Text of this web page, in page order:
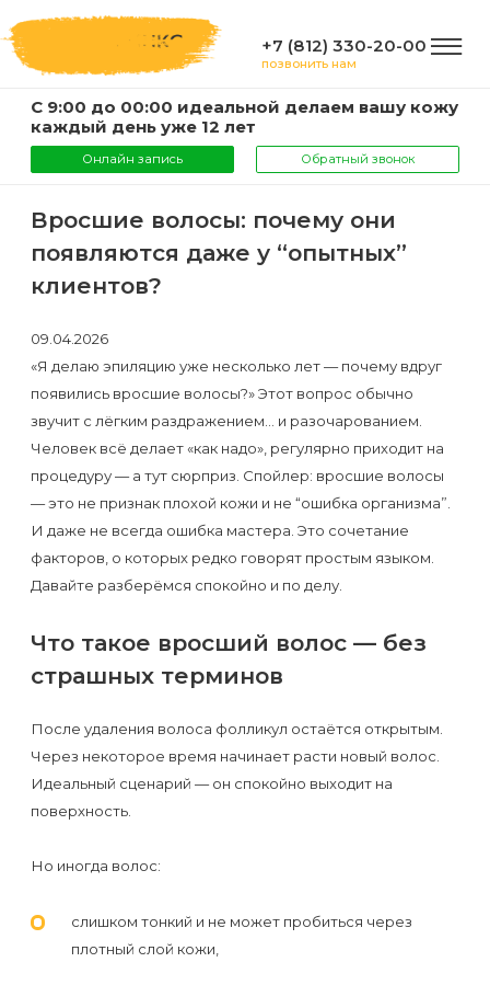
+7 (812) 330-20-00
позвонить нам
С 9:00 до 00:00 идеальной делаем вашу кожу
каждый день уже 12 лет
Онлайн запись Обратный звонок
ГЛАВНАЯ
цены
Эпиляция
воском
Шугаринг
Мужская
Бикини-
КОМПАНИЯ
О
Мастера
Материалы
и
Оборудование
Партнерство
Администраторы
ИНФОРМАЦИЯ
Фото
Видео
Вопросы-
ответы
Статьи
Блог
Форум
ВАЖНО
Подготовка
к
процедуре
воском
или
Эпиляция
и
Эпиляция
КОНТАКТЫ
Вросшие волосы: почему они
появляются даже у “опытных”
клиентов?
09.04.2026
«Я делаю эпиляцию уже несколько лет — почему вдруг
появились вросшие волосы?» Этот вопрос обычно
звучит с лёгким раздражением… и разочарованием.
Человек всё делает «как надо», регулярно приходит на
процедуру — а тут сюрприз. Спойлер: вросшие волосы
— это не признак плохой кожи и не “ошибка организма”.
И даже не всегда ошибка мастера. Это сочетание
факторов, о которых редко говорят простым языком.
Давайте разберёмся спокойно и по делу.
Что такое вросший волос — без
страшных терминов
После удаления волоса фолликул остаётся открытым.
Через некоторое время начинает расти новый волос.
Идеальный сценарий — он спокойно выходит на
поверхность.
Но иногда волос:
слишком тонкий и не может пробиться через
плотный слой кожи,